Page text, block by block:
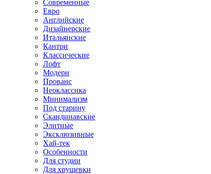
Современные
Евро
Английские
Дизайнерские
Итальянские
Кантри
Классические
Лофт
Модерн
Прованс
Неоклассика
Минимализм
Под старину
Скандинавские
Элитные
Эксклюзивные
Хай-тек
Особенности
Для студии
Для хрущевки